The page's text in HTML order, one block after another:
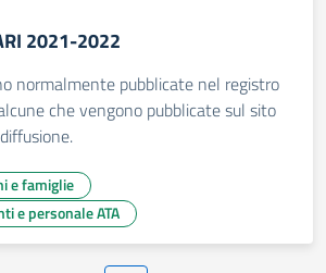
2021-2022
normalmente pubblicate nel registro
che vengono pubblicate sul sito
e famiglie
e personale ATA